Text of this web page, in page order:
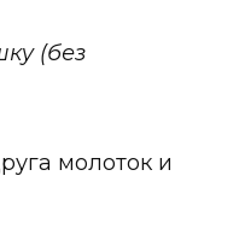
(без
молоток и